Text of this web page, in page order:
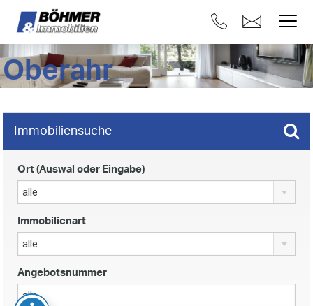
Oberahr
Immobiliensuche
Ort (Auswal oder Eingabe)
alle
Immobilienart
alle
Angebotsnummer